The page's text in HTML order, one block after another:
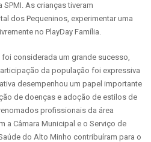
As crianças tiveram
dos Pequeninos, experimentar uma
no PlayDay Família.
foi considerada um grande sucesso,
da população foi expressiva
desempenhou um papel importante
de doenças e adoção de estilos de
profissionais da área
a Câmara Municipal e o Serviço de
do Alto Minho contribuíram para o